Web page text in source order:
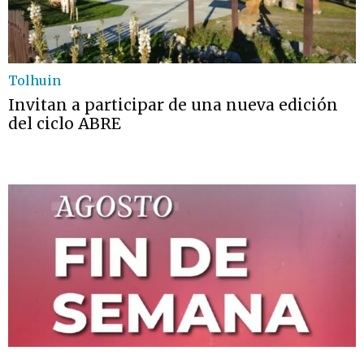
Tolhuin
Invitan a participar de una nueva edición
del ciclo ABRE